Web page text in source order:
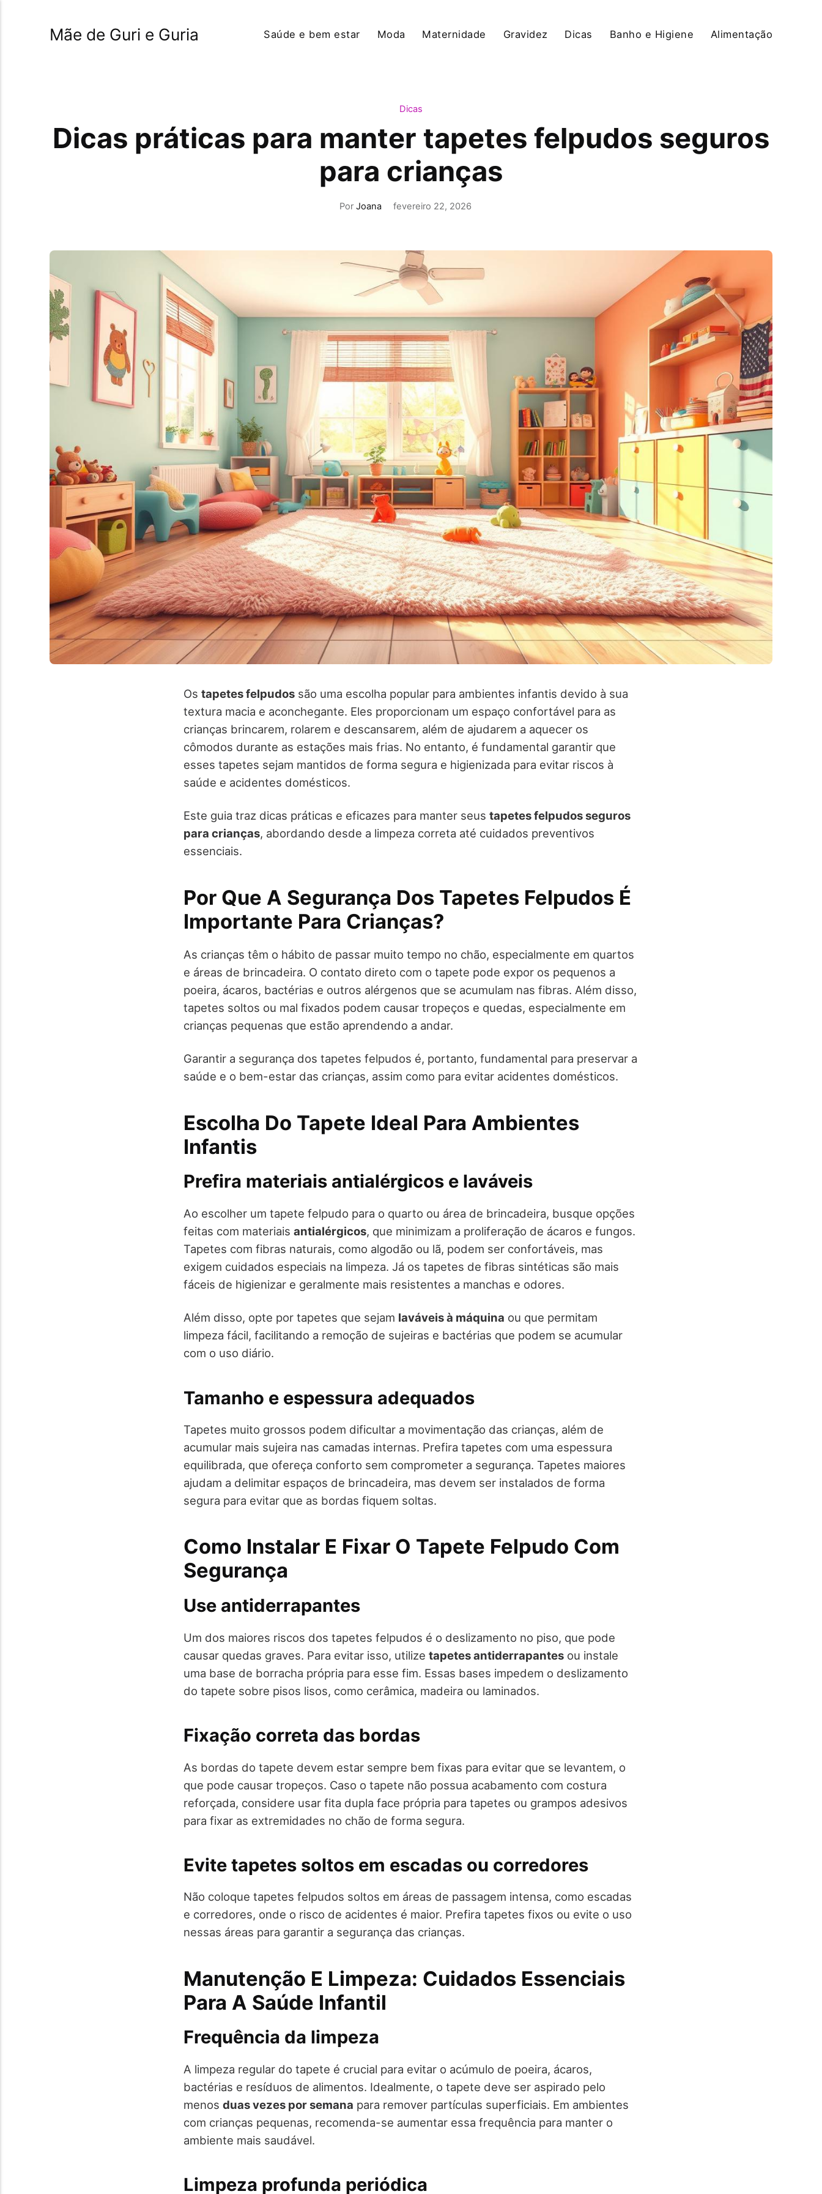
Mãe de Guri e Guria Saúde e bem estar Moda Maternidade Gravidez Dicas Banho e Higiene Alimentação
Dicas
Dicas práticas para manter tapetes felpudos seguros
para crianças
Por Joana fevereiro 22, 2026
Os tapetes felpudos são uma escolha popular para ambientes infantis devido à sua
textura macia e aconchegante. Eles proporcionam um espaço confortável para as
crianças brincarem, rolarem e descansarem, além de ajudarem a aquecer os
cômodos durante as estações mais frias. No entanto, é fundamental garantir que
esses tapetes sejam mantidos de forma segura e higienizada para evitar riscos à
saúde e acidentes domésticos.
Este guia traz dicas práticas e eficazes para manter seus tapetes felpudos seguros
para crianças, abordando desde a limpeza correta até cuidados preventivos
essenciais.
Por Que A Segurança Dos Tapetes Felpudos É
Importante Para Crianças?
As crianças têm o hábito de passar muito tempo no chão, especialmente em quartos
e áreas de brincadeira. O contato direto com o tapete pode expor os pequenos a
poeira, ácaros, bactérias e outros alérgenos que se acumulam nas fibras. Além disso,
tapetes soltos ou mal fixados podem causar tropeços e quedas, especialmente em
crianças pequenas que estão aprendendo a andar.
Garantir a segurança dos tapetes felpudos é, portanto, fundamental para preservar a
saúde e o bem-estar das crianças, assim como para evitar acidentes domésticos.
Escolha Do Tapete Ideal Para Ambientes
Infantis
Prefira materiais antialérgicos e laváveis
Ao escolher um tapete felpudo para o quarto ou área de brincadeira, busque opções
feitas com materiais antialérgicos, que minimizam a proliferação de ácaros e fungos.
Tapetes com fibras naturais, como algodão ou lã, podem ser confortáveis, mas
exigem cuidados especiais na limpeza. Já os tapetes de fibras sintéticas são mais
fáceis de higienizar e geralmente mais resistentes a manchas e odores.
Além disso, opte por tapetes que sejam laváveis à máquina ou que permitam
limpeza fácil, facilitando a remoção de sujeiras e bactérias que podem se acumular
com o uso diário.
Tamanho e espessura adequados
Tapetes muito grossos podem dificultar a movimentação das crianças, além de
acumular mais sujeira nas camadas internas. Prefira tapetes com uma espessura
equilibrada, que ofereça conforto sem comprometer a segurança. Tapetes maiores
ajudam a delimitar espaços de brincadeira, mas devem ser instalados de forma
segura para evitar que as bordas fiquem soltas.
Como Instalar E Fixar O Tapete Felpudo Com
Segurança
Use antiderrapantes
Um dos maiores riscos dos tapetes felpudos é o deslizamento no piso, que pode
causar quedas graves. Para evitar isso, utilize tapetes antiderrapantes ou instale
uma base de borracha própria para esse fim. Essas bases impedem o deslizamento
do tapete sobre pisos lisos, como cerâmica, madeira ou laminados.
Fixação correta das bordas
As bordas do tapete devem estar sempre bem fixas para evitar que se levantem, o
que pode causar tropeços. Caso o tapete não possua acabamento com costura
reforçada, considere usar fita dupla face própria para tapetes ou grampos adesivos
para fixar as extremidades no chão de forma segura.
Evite tapetes soltos em escadas ou corredores
Não coloque tapetes felpudos soltos em áreas de passagem intensa, como escadas
e corredores, onde o risco de acidentes é maior. Prefira tapetes fixos ou evite o uso
nessas áreas para garantir a segurança das crianças.
Manutenção E Limpeza: Cuidados Essenciais
Para A Saúde Infantil
Frequência da limpeza
A limpeza regular do tapete é crucial para evitar o acúmulo de poeira, ácaros,
bactérias e resíduos de alimentos. Idealmente, o tapete deve ser aspirado pelo
menos duas vezes por semana para remover partículas superficiais. Em ambientes
com crianças pequenas, recomenda-se aumentar essa frequência para manter o
ambiente mais saudável.
Limpeza profunda periódica